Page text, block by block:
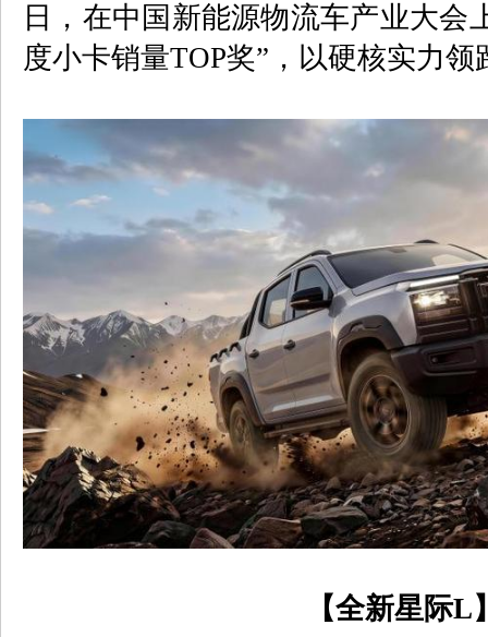
日，在中国新能源物流车产业大会
度小卡销量TOP奖”，以硬核实力领
【全新星际L